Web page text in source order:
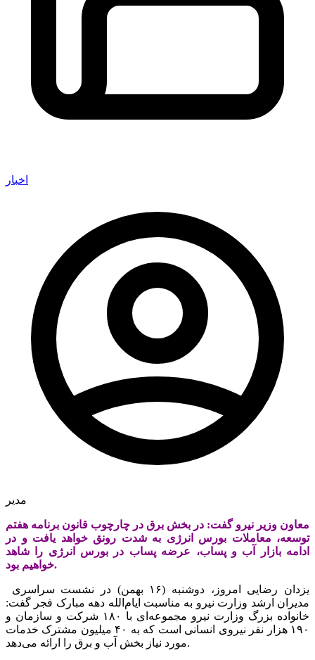
اخبار
مدیر
معاون وزیر نیرو گفت: در بخش برق در چارچوب قانون برنامه هفتم
توسعه، معاملات بورس انرژی به شدت رونق خواهد یافت و در
ادامه بازار آب و پساب، عرضه پساب در بورس انرژی را شاهد
خواهیم بود.
مدیران ارشد وزارت نیرو به مناسبت ایام‌الله دهه مبارک فجر گفت:
خانواده بزرگ وزارت نیرو مجموعه‌ای با ۱۸۰ شرکت و سازمان و
۱۹۰ هزار نفر نیروی انسانی است که به ۴۰ میلیون مشترک خدمات
مورد نیاز بخش آب و برق را ارائه می‌دهد.